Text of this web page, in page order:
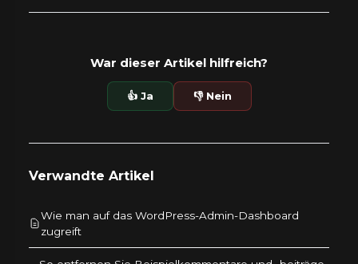
War dieser Artikel hilfreich?
👍 Ja 👎 Nein
Verwandte Artikel
Wie man auf das WordPress-Admin-Dashboard
zugreift